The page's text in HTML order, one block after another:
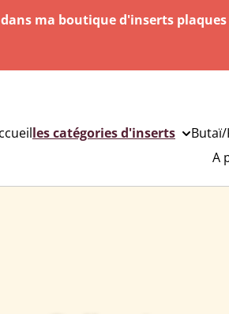
ma boutique d'inserts
les catégories d'inserts
A